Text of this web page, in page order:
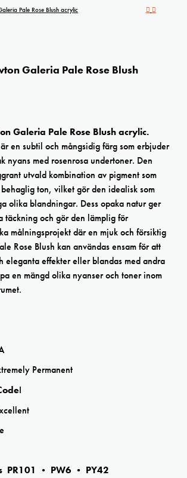
Pale Rose Blush acrylic
Galeria Pale Rose Blush
Galeria Pale Rose Blush acrylic.
en subtil och mångsidig färg som erbjuder
nyans med rosenrosa undertoner. Den
utvald kombination av pigment som
ton, vilket gör den idealisk som
olika blandningar. Dess opaka natur ger
täckning och gör den lämplig för
målningsprojekt där en mjuk och försiktig
Rose Blush kan användas ensam för att
eleganta effekter eller blandas med andra
en mängd olika nyanser och toner inom
Permanent
I
PR101 • PW6 • PY42